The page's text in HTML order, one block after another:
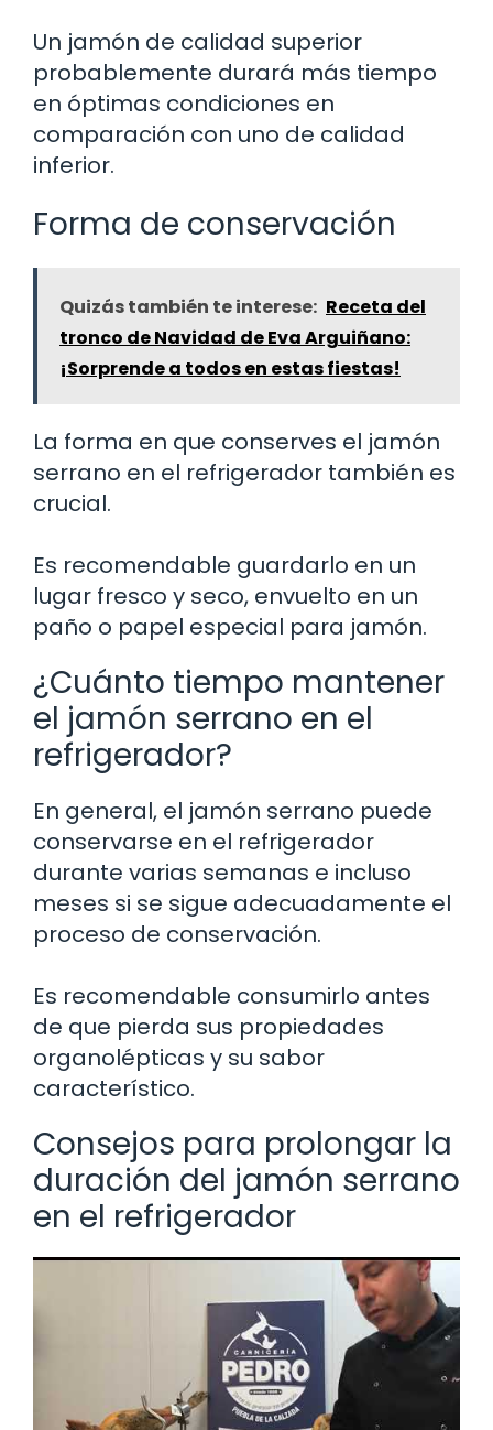
Un jamón de calidad superior
probablemente durará más tiempo
en óptimas condiciones en
comparación con uno de calidad
inferior.
Forma de conservación
Quizás también te interese: Receta del
tronco de Navidad de Eva Arguiñano:
¡Sorprende a todos en estas fiestas!
La forma en que conserves el jamón
serrano en el refrigerador también es
crucial.
Es recomendable guardarlo en un
lugar fresco y seco, envuelto en un
paño o papel especial para jamón.
¿Cuánto tiempo mantener
el jamón serrano en el
refrigerador?
En general, el jamón serrano puede
conservarse en el refrigerador
durante varias semanas e incluso
meses si se sigue adecuadamente el
proceso de conservación.
Es recomendable consumirlo antes
de que pierda sus propiedades
organolépticas y su sabor
característico.
Consejos para prolongar la
duración del jamón serrano
en el refrigerador